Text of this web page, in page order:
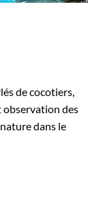
de cocotiers,
observation des
dans le